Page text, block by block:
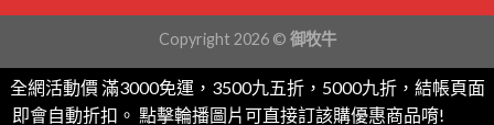
Copyright 2026 © 御牧牛
全網活動價 滿3000免運，3500九五折，5000九折，結帳頁面
即會自動折扣。 點擊輪播圖片可直接訂該購優惠商品唷!